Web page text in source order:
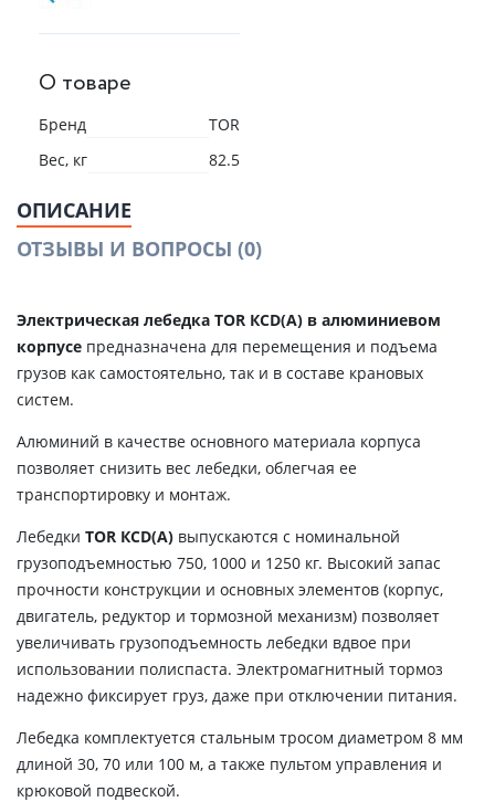
О товаре
Бренд
TOR
Вес, кг
82.5
ОПИСАНИЕ
ОТЗЫВЫ И ВОПРОСЫ (0)
Электрическая лебедка TOR КCD(A) в алюминиевом
корпусе предназначена для перемещения и подъема
грузов как самостоятельно, так и в составе крановых
систем.
Алюминий в качестве основного материала корпуса
позволяет снизить вес лебедки, облегчая ее
транспортировку и монтаж.
Лебедки TOR КCD(A) выпускаются с номинальной
грузоподъемностью 750, 1000 и 1250 кг. Высокий запас
прочности конструкции и основных элементов (корпус,
двигатель, редуктор и тормозной механизм) позволяет
увеличивать грузоподъемность лебедки вдвое при
использовании полиспаста. Электромагнитный тормоз
надежно фиксирует груз, даже при отключении питания.
Лебедка комплектуется стальным тросом диаметром 8 мм
длиной 30, 70 или 100 м, а также пультом управления и
крюковой подвеской.